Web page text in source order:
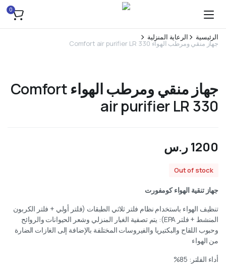
0
الرئيسية الرعاية المنزلية
جهاز منقي ومرطب الهواء Comfort air purifier LR 330
جهاز منقي ومرطب الهواء Comfort
air purifier LR 330
1200ر.س
Out of stock
جهاز تنقية الهواء كومفورت
تنظيف الهواء باستخدام نظام فلتر ثلاثي الطبقات (فلتر أولي + فلتر الكربون
المنشط + فلتر EPA): يتم تصفية الغبار المنزلي وشعر الحيوانات والروائح
وحبوب اللقاح والبكتيريا والفيروسات المختلفة بالإضافة إلى الغازات الضارة
من الهواء
أداء الفلتر: 85%